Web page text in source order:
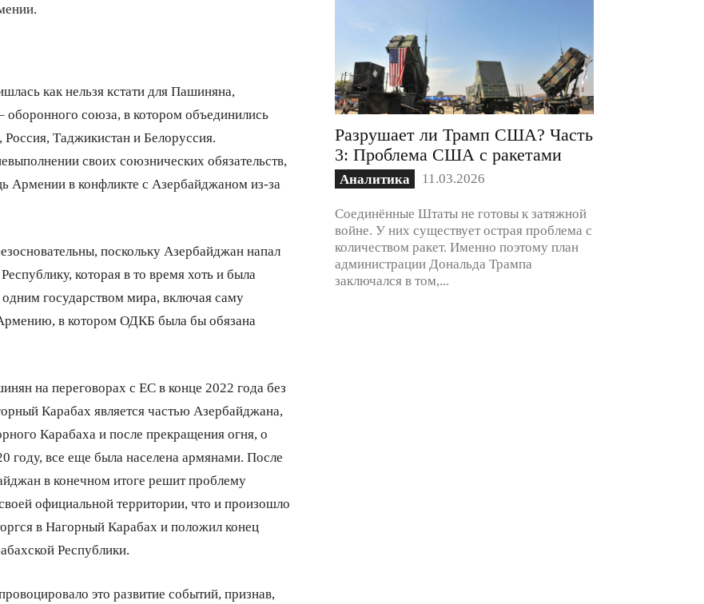
как нельзя кстати для Пашиняна,
союза, в котором объединились
Таджикистан и Белоруссия.
своих союзнических обязательств,
Армении в конфликте с Азербайджаном из-за
поскольку Азербайджан напал
которая в то время хоть и была
государством мира, включая саму
в котором ОДКБ была бы обязана
на переговорах с ЕС в конце 2022 года без
Карабах является частью Азербайджана,
Карабаха и после прекращения огня, о
году, все еще была населена армянами. После
в конечном итоге решит проблему
официальной территории, что и произошло
в Нагорный Карабах и положил конец
Республики.
это развитие событий, признав,
Разрушает ли Трамп США? Часть
3: Проблема США с ракетами
Аналитика 11.03.2026
Соединённые Штаты не готовы к затяжной
войне. У них существует острая проблема с
количеством ракет. Именно поэтому план
администрации Дональда Трампа
заключался в том,...